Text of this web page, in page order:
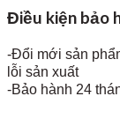
Điều kiện bảo
-Đổi mới sản
lỗi sản xuất
-Bảo hành 24